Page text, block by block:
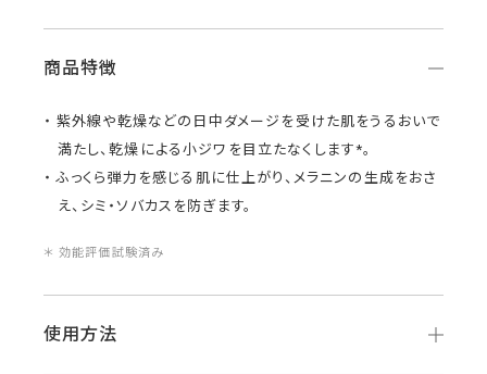
商品特徴
紫外線や乾燥などの日中ダメージを受けた肌をうるおいで
満たし、乾燥による小ジワを目立たなくします*。
ふっくら弾力を感じる肌に仕上がり、メラニンの生成をおさ
え、シミ・ソバカスを防ぎます。
＊ 効能評価試験済み
使用方法